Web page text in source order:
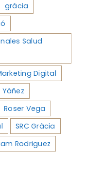
gràcia
Salud
Digital
Yáñez
Roser Vega
SRC Gràcia
Rodriguez